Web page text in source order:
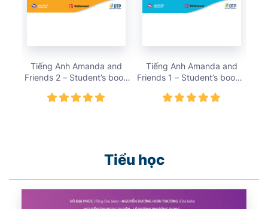
Tiếng Anh Amanda and
Friends 2 – Student’s book
Tiếng Anh Amanda and
Friends 1 – Student’s book –
Tiểu học